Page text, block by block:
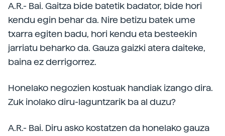
A.R.- Bai. Gaitza bide batetik badator, bide hori
kendu egin behar da. Nire betizu batek ume
txarra egiten badu, hori kendu eta besteekin
jarriatu beharko da. Gauza gaizki atera daiteke,
baina ez derrigorrez.
Honelako negozien kostuak handiak izango dira.
Zuk inolako diru-laguntzarik ba al duzu?
A.R.- Bai. Diru asko kostatzen da honelako gauza